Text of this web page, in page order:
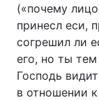
(«почему
принесл еси,
согрешил ли
его, но ты
Господь
в отношении